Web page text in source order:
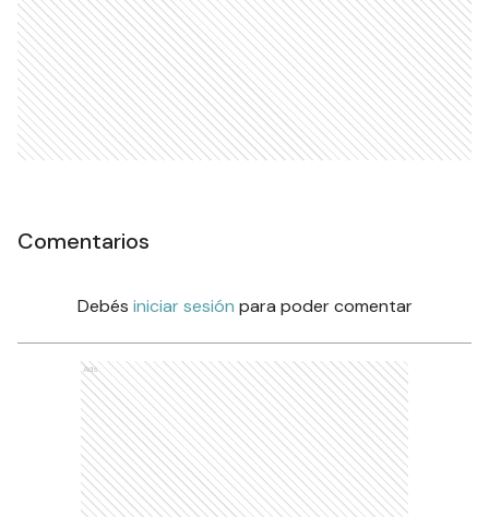
Comentarios
Debés iniciar sesión para poder comentar
Ads